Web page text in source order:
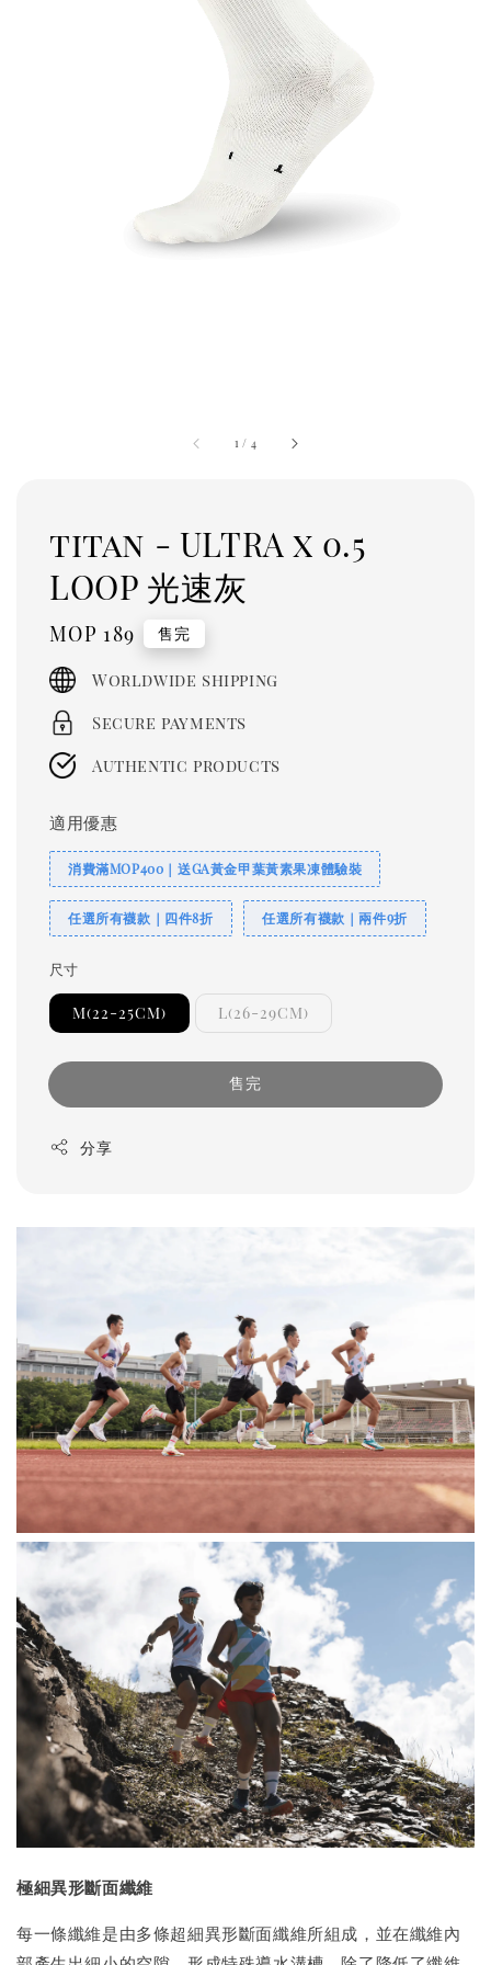
1 / 4
titan - ULTRA x 0.5
LOOP 光速灰
Regular
price
MOP 189 售完
Worldwide shipping
Secure payments
Authentic products
適用優惠
消費滿MOP400｜送GA黃金甲葉黃素果凍體驗裝
任選所有襪款｜四件8折 任選所有襪款｜兩件9折
尺寸
M(22-25CM) L(26-29CM)
售完
分享
極細異形斷面纖維
每一條纖維是由多條超細異形斷面纖維所組成，並在纖維內